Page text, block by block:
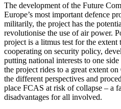
The development of the Future
Europe’s most important defence
militarily, the project has the
revolutionise the use of air power.
project is a litmus test for the
cooperating on security policy,
putting national interests to one
the project rides to a great extent
the different perspectives and
place FCAS at risk of collapse – a
disadvantages for all involved.